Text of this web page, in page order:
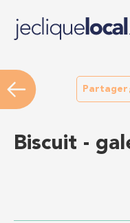
Partager
Biscuit -